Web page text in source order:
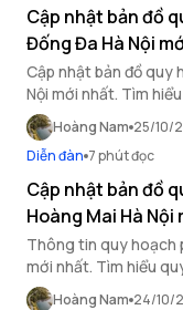
Cập nhật bản đồ
Đống Đa Hà Nội
Cập nhật bản đồ quy
Nội mới nhất. Tìm
sử dụng đất tại khu
Hoàng Nam 25/10/
Diễn đàn 7 phút đọc
Cập nhật bản đồ
Hoàng Mai Hà Nội
Thông tin quy hoạch
mới nhất. Tìm hiểu
tầng, phát triển dân
Hoàng Nam 24/10/